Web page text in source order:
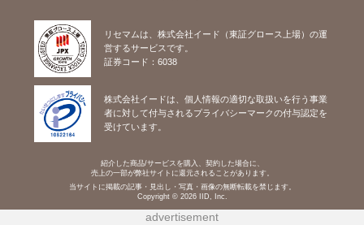
リセマムは、株式会社イード（東証グロース上場）の運
営するサービスです。
証券コード：6038
株式会社イードは、個人情報の適切な取扱いを行う事業
者に対して付与されるプライバシーマークの付与認定を
受けています。
紹介した商品/サービスを購入、契約した場合に、
売上の一部が弊社サイトに還元されることがあります。
当サイトに掲載の記事・見出し・写真・画像の無断転載を禁じます。
Copyright © 2026 IID, Inc.
advertisement